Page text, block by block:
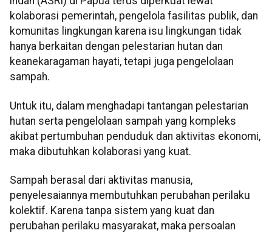
kolaborasi pemerintah, pengelola fasilitas publik, dan
komunitas lingkungan karena isu lingkungan tidak
hanya berkaitan dengan pelestarian hutan dan
keanekaragaman hayati, tetapi juga pengelolaan
sampah.
Untuk itu, dalam menghadapi tantangan pelestarian
hutan serta pengelolaan sampah yang kompleks
akibat pertumbuhan penduduk dan aktivitas ekonomi,
maka dibutuhkan kolaborasi yang kuat.
Sampah berasal dari aktivitas manusia,
penyelesaiannya membutuhkan perubahan perilaku
kolektif. Karena tanpa sistem yang kuat dan
perubahan perilaku masyarakat, maka persoalan